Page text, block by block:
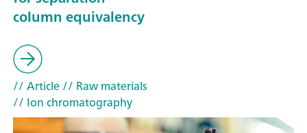
column equivalency
// Article// Raw materials
// Ion chromatography